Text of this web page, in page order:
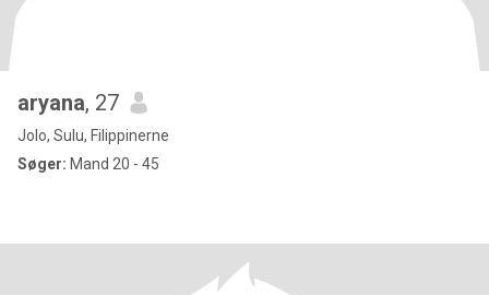
aryana, 27
Jolo, Sulu, Filippinerne
Søger: Mand 20 - 45